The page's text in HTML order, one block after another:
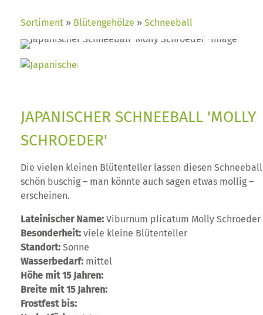
Sortiment Blütengehölze Schneeball
JAPANISCHER SCHNEEBALL 'MOLLY
SCHROEDER'
Die vielen kleinen Blütenteller lassen diesen Schneeball
schön buschig – man könnte auch sagen etwas mollig –
erscheinen.
Lateinischer Name: Viburnum plicatum Molly Schroeder
Besonderheit: viele kleine Blütenteller
Standort: Sonne
Wasserbedarf: mittel
Höhe mit 15 Jahren:
Breite mit 15 Jahren:
Frostfest bis: